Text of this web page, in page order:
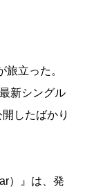
立った。
新シングル
したばかり
）』は、発